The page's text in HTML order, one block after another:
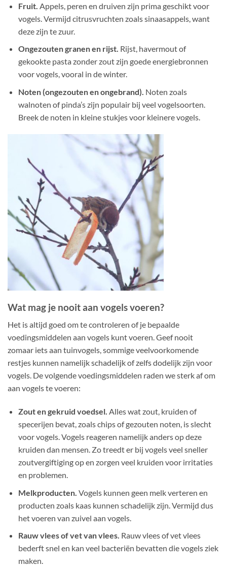
Fruit. Appels, peren en druiven zijn prima geschikt voor
vogels. Vermijd citrusvruchten zoals sinaasappels, want
deze zijn te zuur.
Ongezouten granen en rijst. Rijst, havermout of
gekookte pasta zonder zout zijn goede energiebronnen
voor vogels, vooral in de winter.
Noten (ongezouten en ongebrand). Noten zoals
walnoten of pinda’s zijn populair bij veel vogelsoorten.
Breek de noten in kleine stukjes voor kleinere vogels.
Wat mag je nooit aan vogels voeren?
Het is altijd goed om te controleren of je bepaalde
voedingsmiddelen aan vogels kunt voeren. Geef nooit
zomaar iets aan tuinvogels, sommige veelvoorkomende
restjes kunnen namelijk schadelijk of zelfs dodelijk zijn voor
vogels. De volgende voedingsmiddelen raden we sterk af om
aan vogels te voeren:
Zout en gekruid voedsel. Alles wat zout, kruiden of
specerijen bevat, zoals chips of gezouten noten, is slecht
voor vogels. Vogels reageren namelijk anders op deze
kruiden dan mensen. Zo treedt er bij vogels veel sneller
zoutvergiftiging op en zorgen veel kruiden voor irritaties
en problemen.
Melkproducten. Vogels kunnen geen melk verteren en
producten zoals kaas kunnen schadelijk zijn. Vermijd dus
het voeren van zuivel aan vogels.
Rauw vlees of vet van vlees. Rauw vlees of vet vlees
bederft snel en kan veel bacteriën bevatten die vogels ziek
maken.